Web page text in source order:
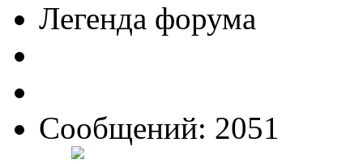
Легенда форума
Сообщений: 2051